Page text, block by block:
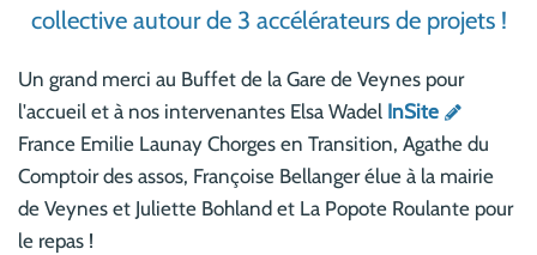
collective autour de 3 accélérateurs de projets !
Un grand merci au Buffet de la Gare de Veynes pour
l'accueil et à nos intervenantes Elsa Wadel InSite
France Emilie Launay Chorges en Transition, Agathe du
Comptoir des assos, Françoise Bellanger élue à la mairie
de Veynes et Juliette Bohland et La Popote Roulante pour
le repas !